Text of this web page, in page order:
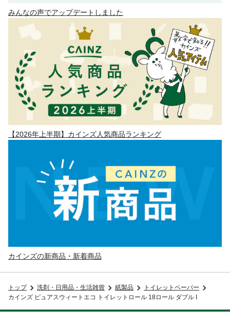
みんなの声でアップデートしました
【2026年上半期】カインズ人気商品ランキング
カインズの新商品・新着商品
トップ 洗剤・日用品・生活雑貨 紙製品
トイレットペーパー
カインズ ピュアスウィートエコ トイレットロール 18ロール ダブル I